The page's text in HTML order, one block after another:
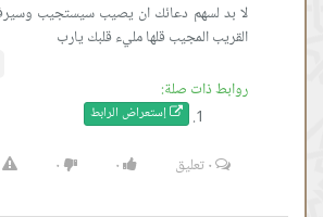
لا بد لسهم دعائك ان يصيب سيستجيب
القريب المجيب قلها مليء قلبك يارب
روابط ذات صلة:
إستعراض الرابط
٠تعليق ٠ ٠